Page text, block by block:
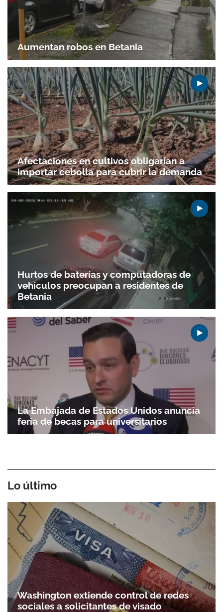
Gracias por suscribirte a nuestro boletín.
ACEPTAR
Aumentan robos en Betania
Afectaciones en cultivos obligarían a
importar cebolla para cubrir la demanda
Hurtos de baterías y computadoras de
vehículos preocupan a residentes de
Betania
La Embajada de Estados Unidos anuncia
feria de becas para universitarios
Lo último
Washington extiende control de redes
sociales a solicitantes de visado